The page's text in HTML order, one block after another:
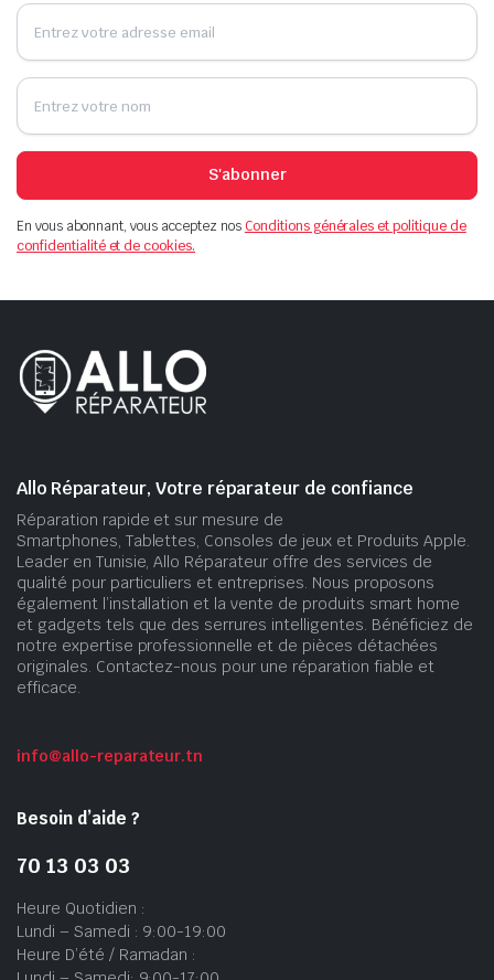
S'abonner
En vous abonnant, vous acceptez nosConditions générales et politique de
confidentialité et de cookies.
Allo Réparateur, Votre réparateur de confiance
Réparation rapide et sur mesure de
Smartphones, Tablettes, Consoles de jeux et Produits Apple.
Leader en Tunisie, Allo Réparateur offre des services de
qualité pour particuliers et entreprises. Nous proposons
également l’installation et la vente de produits smart home
et gadgets tels que des serrures intelligentes. Bénéficiez de
notre expertise professionnelle et de pièces détachées
originales. Contactez-nous pour une réparation fiable et
efficace.
info@allo-reparateur.tn
Besoin d’aide ?
70 13 03 03
Heure Quotidien :
Lundi – Samedi : 9:00-19:00
Heure D’été / Ramadan :